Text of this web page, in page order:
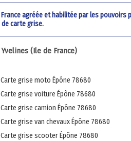
agréée et habilitée par les pouvoirs
carte grise.
(Ile de France)
Carte grise moto Épône 78680
Carte grise voiture Épône 78680
Carte grise camion Épône 78680
Carte grise van chevaux Épône 78680
Carte grise scooter Épône 78680